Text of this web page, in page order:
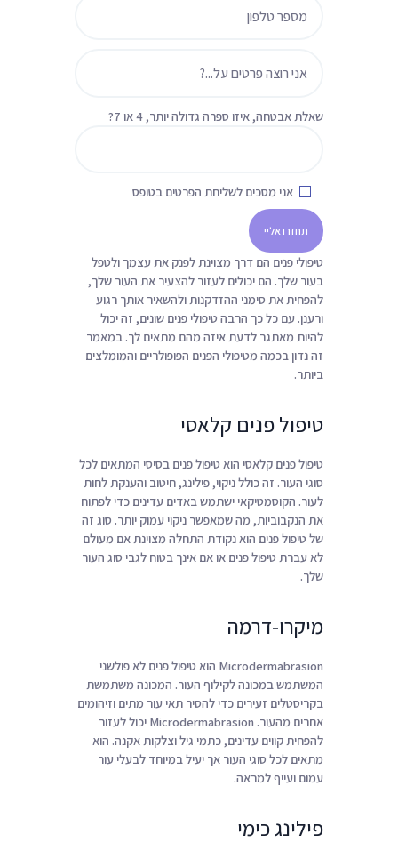
שאלת אבטחה, איזו ספרה גדולה יותר, 4 או 7?
אני מסכים לשליחת הפרטים בטופס
טיפולי פנים הם דרך מצוינת לפנק את עצמך ולטפל
בעור שלך. הם יכולים לעזור להצעיר את העור שלך,
להפחית את סימני ההזדקנות ולהשאיר אותך רגוע
ורענן. עם כל כך הרבה טיפולי פנים שונים, זה יכול
להיות מאתגר לדעת איזה מהם מתאים לך. במאמר
זה נדון בכמה מטיפולי הפנים הפופולריים והמומלצים
ביותר.
טיפול פנים קלאסי
טיפול פנים קלאסי הוא טיפול פנים בסיסי המתאים לכל
סוגי העור. זה כולל ניקוי, פילינג, חיטוב והענקת לחות
לעור. הקוסמטיקאי ישתמש באדים עדינים כדי לפתוח
את הנקבוביות, מה שמאפשר ניקוי עמוק יותר. סוג זה
של טיפול פנים הוא נקודת התחלה מצוינת אם מעולם
לא עברת טיפול פנים או אם אינך בטוח לגבי סוג העור
שלך.
מיקרו-דרמה
Microdermabrasion הוא טיפול פנים לא פולשני
המשתמש במכונה לקילוף העור. המכונה משתמשת
בקריסטלים זעירים כדי להסיר תאי עור מתים וזיהומים
אחרים מהעור. Microdermabrasion יכול לעזור
להפחית קווים עדינים, כתמי גיל וצלקות אקנה. הוא
מתאים לכל סוגי העור אך יעיל במיוחד לבעלי עור
עמום ועייף למראה.
פילינג כימי